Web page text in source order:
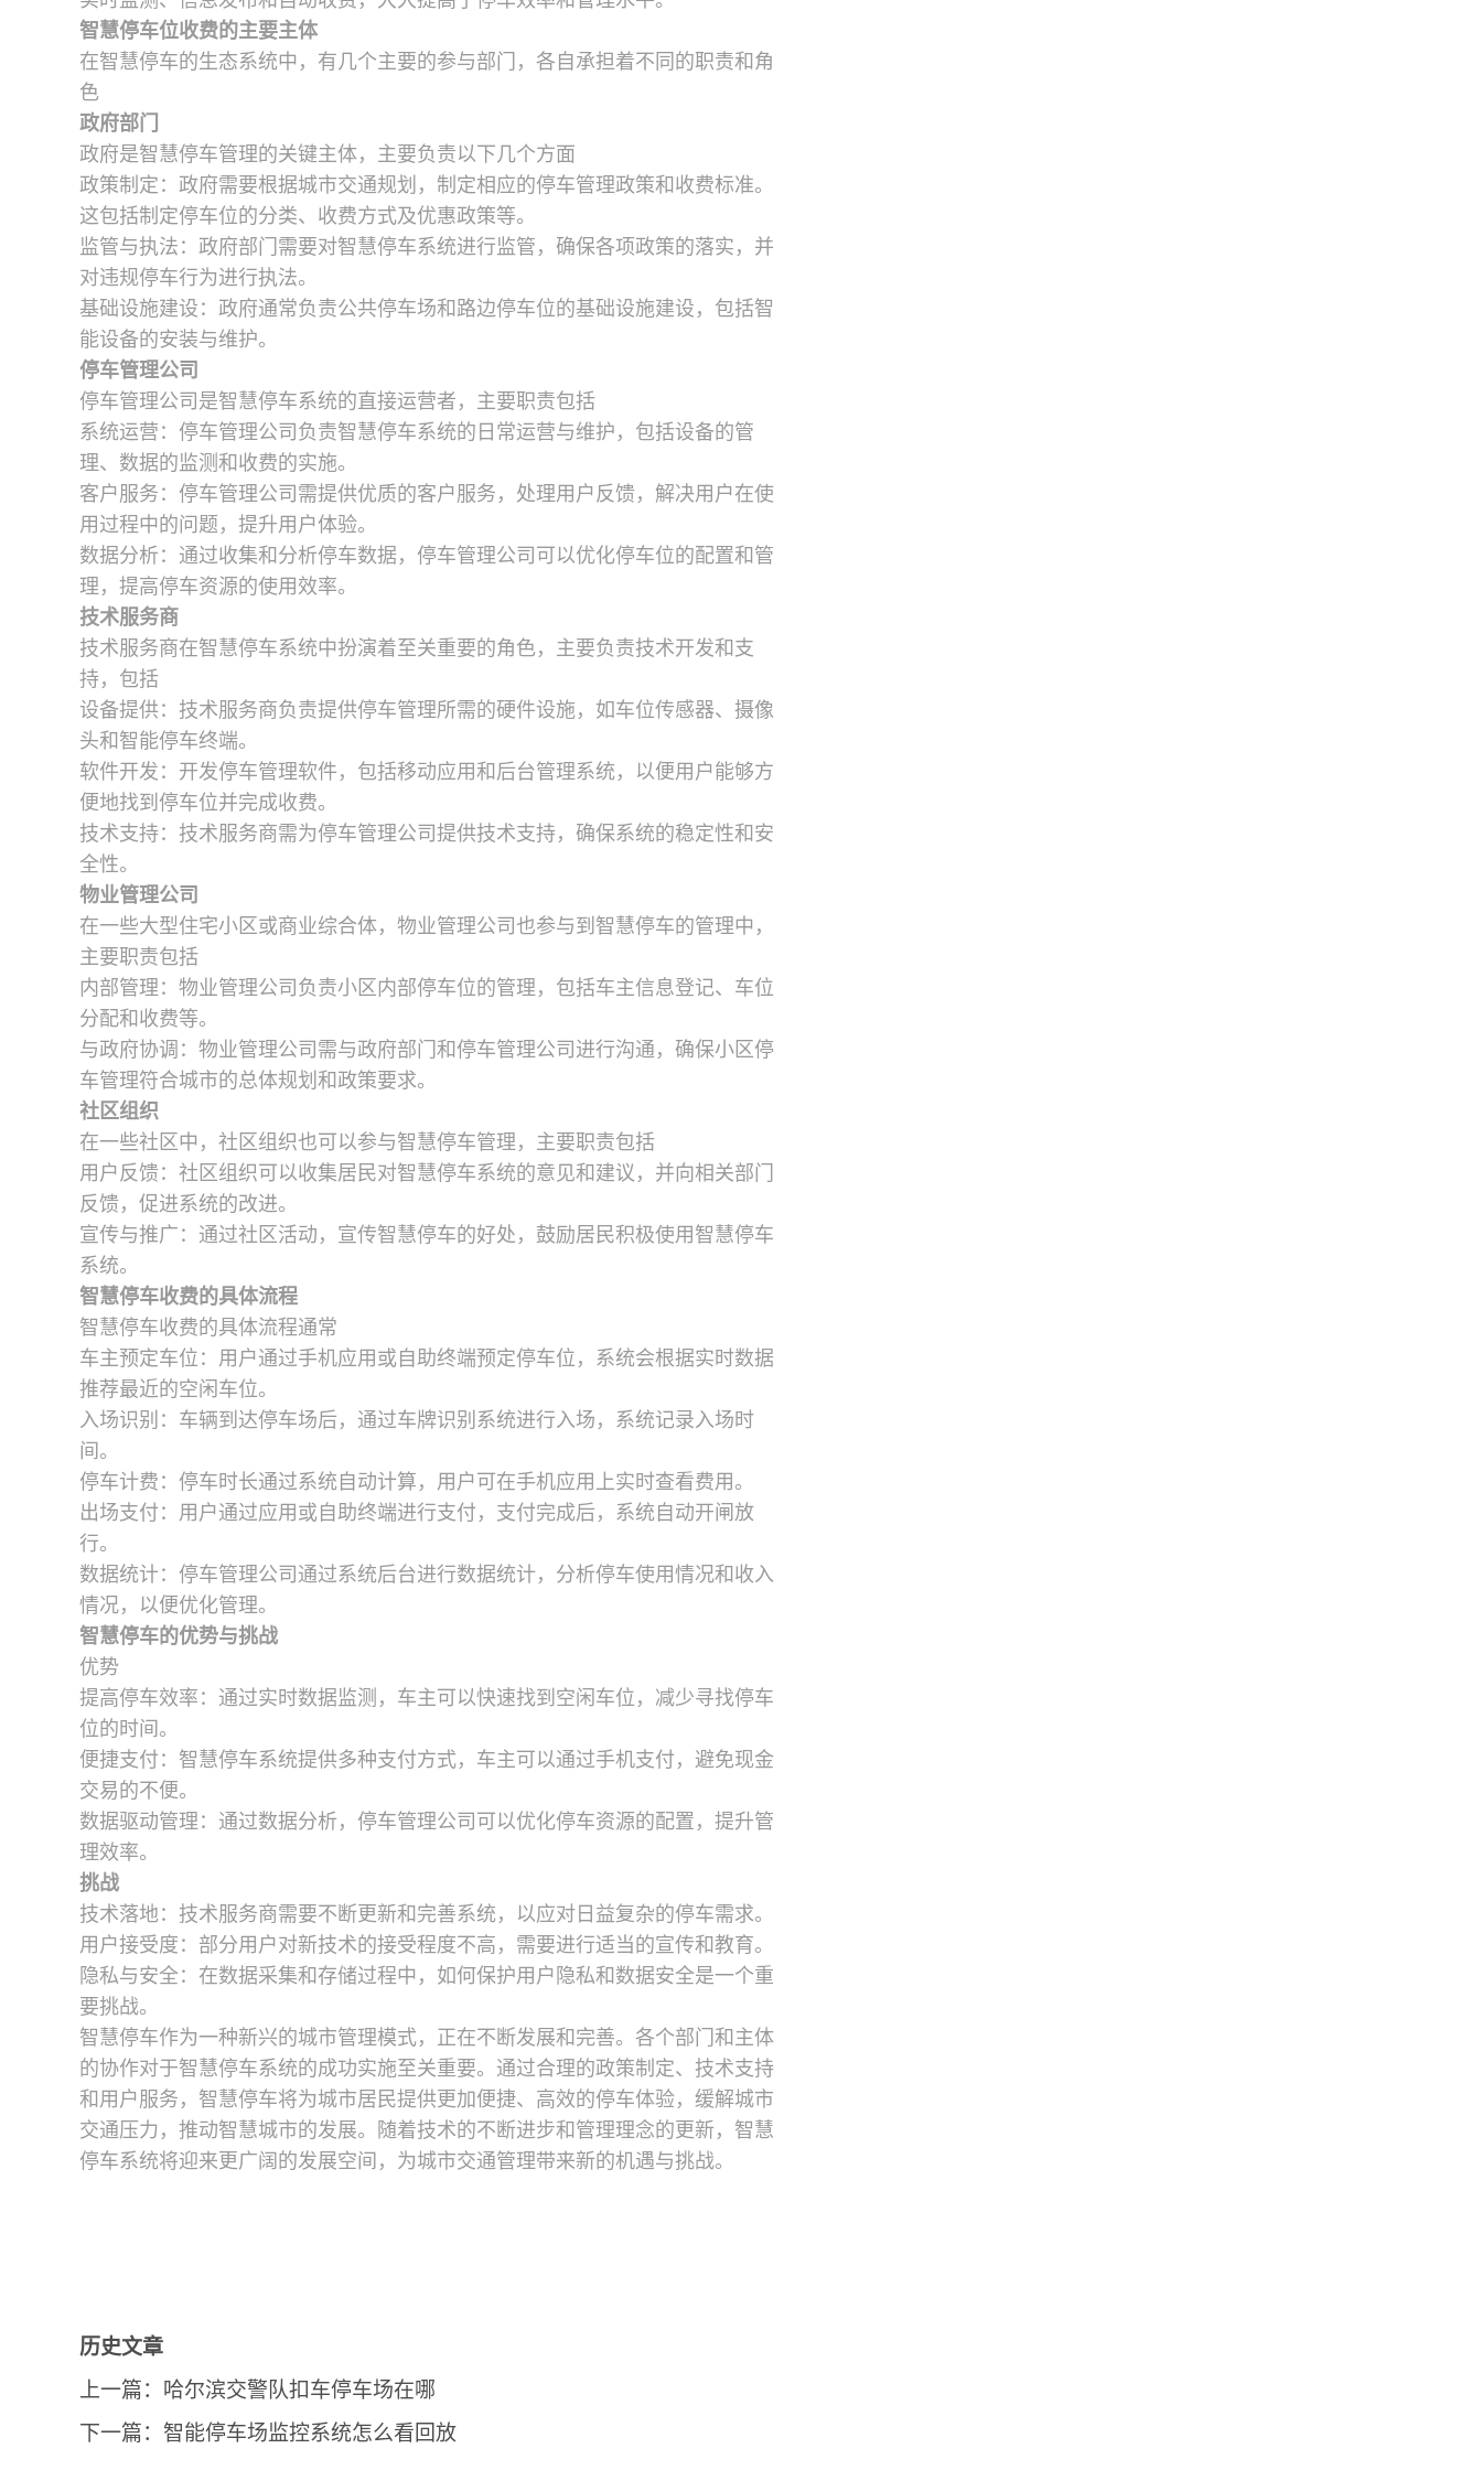
智慧停车位收费的主要主体
在智慧停车的生态系统中，有几个主要的参与部门，各自承担着不同的职责和角
色
政府部门
政府是智慧停车管理的关键主体，主要负责以下几个方面
政策制定：政府需要根据城市交通规划，制定相应的停车管理政策和收费标准。
这包括制定停车位的分类、收费方式及优惠政策等。
监管与执法：政府部门需要对智慧停车系统进行监管，确保各项政策的落实，并
对违规停车行为进行执法。
基础设施建设：政府通常负责公共停车场和路边停车位的基础设施建设，包括智
能设备的安装与维护。
停车管理公司
停车管理公司是智慧停车系统的直接运营者，主要职责包括
系统运营：停车管理公司负责智慧停车系统的日常运营与维护，包括设备的管
理、数据的监测和收费的实施。
客户服务：停车管理公司需提供优质的客户服务，处理用户反馈，解决用户在使
用过程中的问题，提升用户体验。
数据分析：通过收集和分析停车数据，停车管理公司可以优化停车位的配置和管
理，提高停车资源的使用效率。
技术服务商
技术服务商在智慧停车系统中扮演着至关重要的角色，主要负责技术开发和支
持，包括
设备提供：技术服务商负责提供停车管理所需的硬件设施，如车位传感器、摄像
头和智能停车终端。
软件开发：开发停车管理软件，包括移动应用和后台管理系统，以便用户能够方
便地找到停车位并完成收费。
技术支持：技术服务商需为停车管理公司提供技术支持，确保系统的稳定性和安
全性。
物业管理公司
在一些大型住宅小区或商业综合体，物业管理公司也参与到智慧停车的管理中，
主要职责包括
内部管理：物业管理公司负责小区内部停车位的管理，包括车主信息登记、车位
分配和收费等。
与政府协调：物业管理公司需与政府部门和停车管理公司进行沟通，确保小区停
车管理符合城市的总体规划和政策要求。
社区组织
在一些社区中，社区组织也可以参与智慧停车管理，主要职责包括
用户反馈：社区组织可以收集居民对智慧停车系统的意见和建议，并向相关部门
反馈，促进系统的改进。
宣传与推广：通过社区活动，宣传智慧停车的好处，鼓励居民积极使用智慧停车
系统。
智慧停车收费的具体流程
智慧停车收费的具体流程通常
车主预定车位：用户通过手机应用或自助终端预定停车位，系统会根据实时数据
推荐最近的空闲车位。
入场识别：车辆到达停车场后，通过车牌识别系统进行入场，系统记录入场时
间。
停车计费：停车时长通过系统自动计算，用户可在手机应用上实时查看费用。
出场支付：用户通过应用或自助终端进行支付，支付完成后，系统自动开闸放
行。
数据统计：停车管理公司通过系统后台进行数据统计，分析停车使用情况和收入
情况，以便优化管理。
智慧停车的优势与挑战
优势
提高停车效率：通过实时数据监测，车主可以快速找到空闲车位，减少寻找停车
位的时间。
便捷支付：智慧停车系统提供多种支付方式，车主可以通过手机支付，避免现金
交易的不便。
数据驱动管理：通过数据分析，停车管理公司可以优化停车资源的配置，提升管
理效率。
挑战
技术落地：技术服务商需要不断更新和完善系统，以应对日益复杂的停车需求。
用户接受度：部分用户对新技术的接受程度不高，需要进行适当的宣传和教育。
隐私与安全：在数据采集和存储过程中，如何保护用户隐私和数据安全是一个重
要挑战。
智慧停车作为一种新兴的城市管理模式，正在不断发展和完善。各个部门和主体
的协作对于智慧停车系统的成功实施至关重要。通过合理的政策制定、技术支持
和用户服务，智慧停车将为城市居民提供更加便捷、高效的停车体验，缓解城市
交通压力，推动智慧城市的发展。随着技术的不断进步和管理理念的更新，智慧
停车系统将迎来更广阔的发展空间，为城市交通管理带来新的机遇与挑战。
历史文章
上一篇： 哈尔滨交警队扣车停车场在哪
下一篇： 智能停车场监控系统怎么看回放